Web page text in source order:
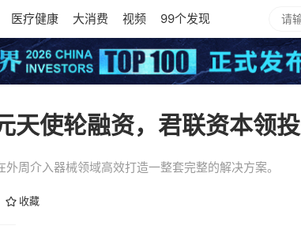
医疗健康 大消费 视频 99个发现
天使轮融资，君联资本领投
周介入器械领域高效打造一整套完整的解决方案。
收藏